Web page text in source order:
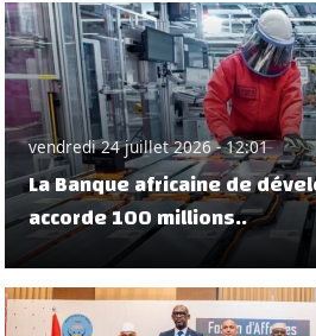
vendredi 24 juillet 2026 - 12:01
La Banque africaine de
accorde 100 millions..